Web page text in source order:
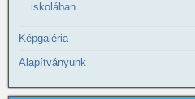
iskolában
Képgaléria
Alapítványunk